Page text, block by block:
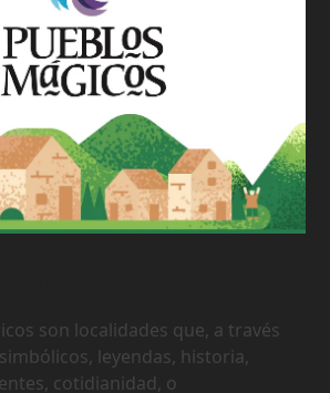
son localidades que, a través
leyendas, historia,
cotidianidad, o